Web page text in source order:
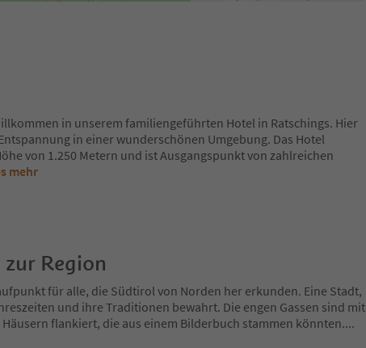
in unserem familiengeführten Hotel in Ratschings. Hier
in einer wunderschönen Umgebung. Das Hotel
von 1.250 Metern und ist Ausgangspunkt von zahlreichen
mehr
Region
für alle, die Südtirol von Norden her erkunden. Eine Stadt,
und ihre Traditionen bewahrt. Die engen Gassen sind mit
flankiert, die aus einem Bilderbuch stammen könnten....